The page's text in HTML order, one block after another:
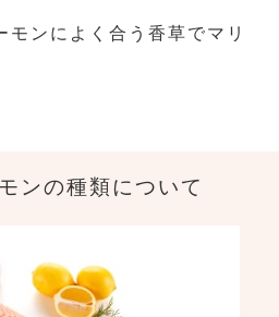
モンによく合う香草でマリ
ンの種類について